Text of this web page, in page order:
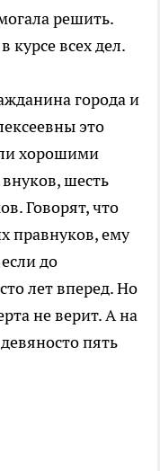
решить.
курсе всех дел.
города и
это
хорошими
шесть
Говорят, что
правнуков, ему
до
лет вперед. Но
не верит. А на
пять